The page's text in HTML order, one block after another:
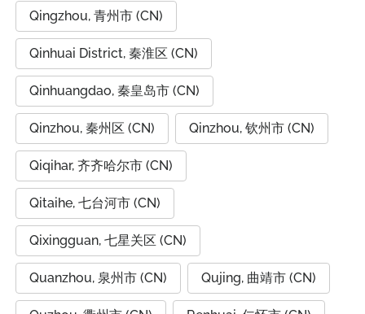
Qingzhou, 青州市 (CN)
Qinhuai District, 秦淮区 (CN)
Qinhuangdao, 秦皇岛市 (CN)
Qinzhou, 秦州区 (CN) Qinzhou, 钦州市 (CN)
Qiqihar, 齐齐哈尔市 (CN)
Qitaihe, 七台河市 (CN)
Qixingguan, 七星关区 (CN)
Quanzhou, 泉州市 (CN) Qujing, 曲靖市 (CN)